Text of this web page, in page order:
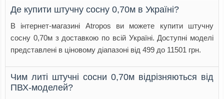
Де купити штучну сосну 0,70м в Україні?
В інтернет-магазині Atropos ви можете купити штучну
сосну 0,70м з доставкою по всій Україні. Доступні моделі
представлені в ціновому діапазоні від 499 до 11501 грн.
Чим литі штучні сосни 0,70м відрізняються від
ПВХ-моделей?